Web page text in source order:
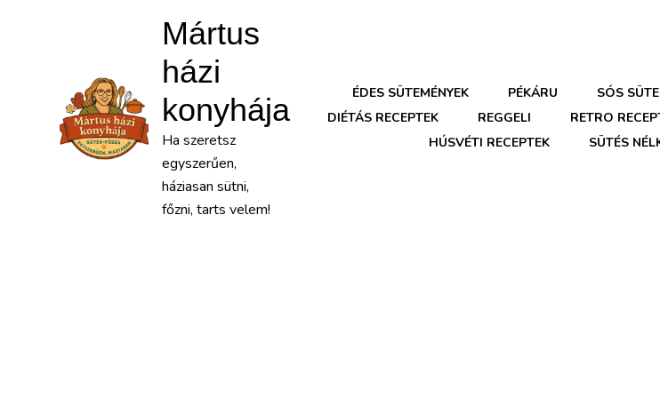
Mártus
házi
konyhája
Ha szeretsz
egyszerűen,
háziasan sütni,
főzni, tarts velem!
ÉDES SÜTEMÉNYEK PÉKÁRU SÓS
DIÉTÁS RECEPTEK
REGGELI RETRO
HÚSVÉTI RECEPTEK
SÜTÉS